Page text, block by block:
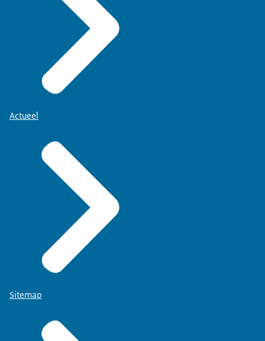
Actueel
Sitemap